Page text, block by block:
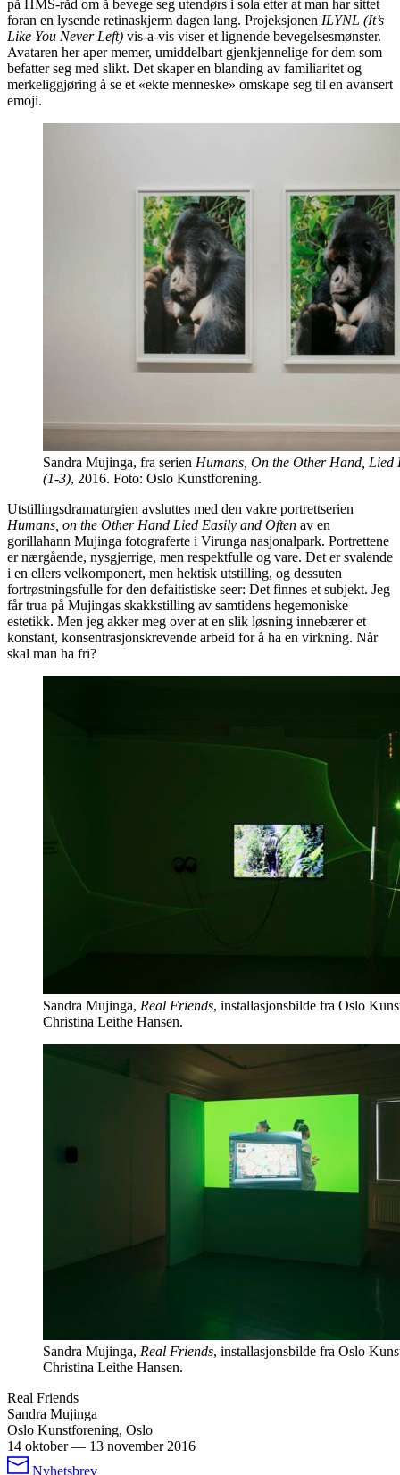
på HMS-råd om å bevege seg utendørs i sola etter at man har sittet
foran en lysende retinaskjerm dagen lang. Projeksjonen ILYNL (It’s
Like You Never Left) vis-a-vis viser et lignende bevegelsesmønster.
Avataren her aper memer, umiddelbart gjenkjennelige for dem som
befatter seg med slikt. Det skaper en blanding av familiaritet og
merkeliggjøring å se et «ekte menneske» omskape seg til en avansert
emoji.
Sandra Mujinga, fra serien Humans, On the Other Hand, Lied
(1-3), 2016. Foto: Oslo Kunstforening.
Utstillingsdramaturgien avsluttes med den vakre portrettserien
Humans, on the Other Hand Lied Easily and Often av en
gorillahann Mujinga fotograferte i Virunga nasjonalpark. Portrettene
er nærgående, nysgjerrige, men respektfulle og vare. Det er svalende
i en ellers velkomponert, men hektisk utstilling, og dessuten
fortrøstningsfulle for den defaitistiske seer: Det finnes et subjekt. Jeg
får trua på Mujingas skakkstilling av samtidens hegemoniske
estetikk. Men jeg akker meg over at en slik løsning innebærer et
konstant, konsentrasjonskrevende arbeid for å ha en virkning. Når
skal man ha fri?
Sandra Mujinga, Real Friends, installasjonsbilde fra Oslo
Christina Leithe Hansen.
Sandra Mujinga, Real Friends, installasjonsbilde fra Oslo
Christina Leithe Hansen.
Real Friends
Sandra Mujinga
Oslo Kunstforening, Oslo
14 oktober— 13 november 2016
Nyhetsbrev